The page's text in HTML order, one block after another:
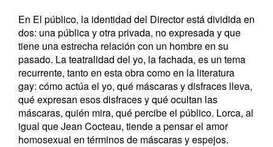
En El público, la identidad del Director está dividida en
dos: una pública y otra privada, no expresada y que
tiene una estrecha relación con un hombre en su
pasado. La teatralidad del yo, la fachada, es un tema
recurrente, tanto en esta obra como en la literatura
gay: cómo actúa el yo, qué máscaras y disfraces lleva,
qué expresan esos disfraces y qué ocultan las
máscaras, quién mira, qué percibe el público.​ Lorca, al
igual que Jean Cocteau, tiende a pensar el amor
homosexual en términos de máscaras y espejos.